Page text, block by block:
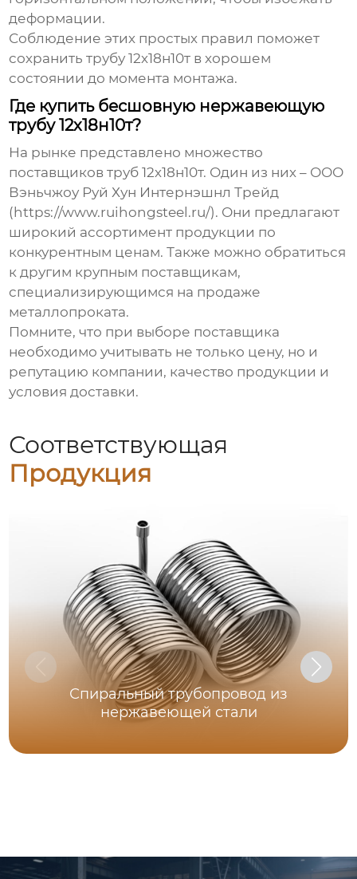
деформации.
Соблюдение этих простых правил поможет
сохранитьтрубу 12х18н10т в хорошем
состоянии до момента монтажа.
Где купить бесшовную нержавеющую
трубу 12х18н10т?
На рынке представлено множество
поставщиковтруб 12х18н10т. Один из них – ООО
Вэньчжоу Руй Хун Интернэшнл Трейд
(https://www.ruihongsteel.ru/). Они предлагают
широкий ассортимент продукции по
конкурентным ценам. Также можно обратиться
к другим крупным поставщикам,
специализирующимся на продаже
металлопроката.
Помните, что при выборе поставщика
необходимо учитывать не только цену, но и
репутацию компании, качество продукции и
условия доставки.
Соответствующая
Продукция
Спиральный трубопровод из
нержавеющей стали